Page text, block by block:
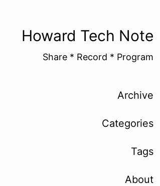
Howard Tech Note
Share * Record * Program
Archive
Categories
Tags
About